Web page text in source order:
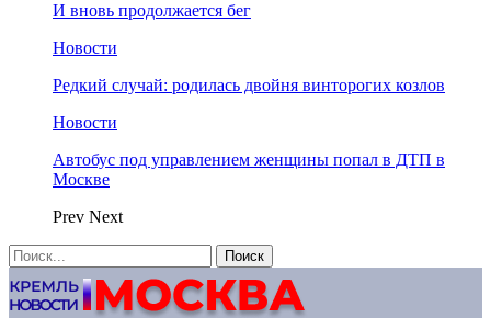
И вновь продолжается бег
Новости
Редкий случай: родилась двойня винторогих козлов
Новости
Автобус под управлением женщины попал в ДТП в
Москве
Prev Next